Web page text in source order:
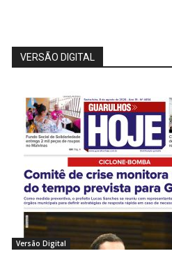
VERSÃO DIGITAL
Versão Digital